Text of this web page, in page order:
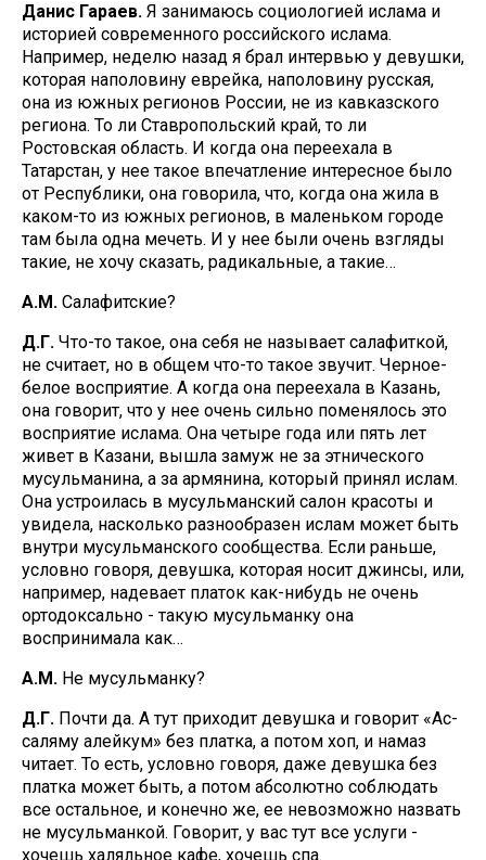
Данис Гараев. Я занимаюсь социологией ислама и
историей современного российского ислама.
Например, неделю назад я брал интервью у девушки,
которая наполовину еврейка, наполовину русская,
она из южных регионов России, не из кавказского
региона. То ли Ставропольский край, то ли
Ростовская область. И когда она переехала в
Татарстан, у нее такое впечатление интересное было
от Республики, она говорила, что, когда она жила в
каком-то из южных регионов, в маленьком городе
там была одна мечеть. И у нее были очень взгляды
такие, не хочу сказать, радикальные, а такие…
А.М. Салафитские?
Д.Г. Что-то такое, она себя не называет салафиткой,
не считает, но в общем что-то такое звучит. Черное-
белое восприятие. А когда она переехала в Казань,
она говорит, что у нее очень сильно поменялось это
восприятие ислама. Она четыре года или пять лет
живет в Казани, вышла замуж не за этнического
мусульманина, а за армянина, который принял ислам.
Она устроилась в мусульманский салон красоты и
увидела, насколько разнообразен ислам может быть
внутри мусульманского сообщества. Если раньше,
условно говоря, девушка, которая носит джинсы, или,
например, надевает платок как-нибудь не очень
ортодоксально - такую мусульманку она
воспринимала как…
А.М. Не мусульманку?
Д.Г. Почти да. А тут приходит девушка и говорит «Ас-
саляму алейкум» без платка, а потом хоп, и намаз
читает. То есть, условно говоря, даже девушка без
платка может быть, а потом абсолютно соблюдать
все остальное, и конечно же, ее невозможно назвать
не мусульманкой. Говорит, у вас тут все услуги -
хочешь халяльное кафе, хочешь спа.